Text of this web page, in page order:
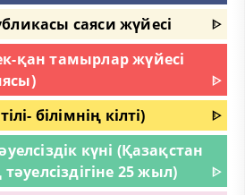
саяси жүйесі
ᐈ
қан тамырлар жүйесі
ᐈ
білімнің кілті)
ᐈ
күні (Қазақстан
25 жыл)
ᐈ